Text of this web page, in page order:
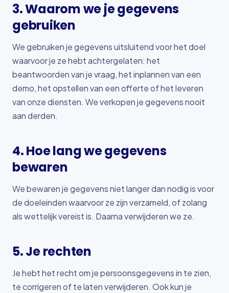
3. Waarom we je gegevens
gebruiken
We gebruiken je gegevens uitsluitend voor het doel
waarvoor je ze hebt achtergelaten: het
beantwoorden van je vraag, het inplannen van een
demo, het opstellen van een offerte of het leveren
van onze diensten. We verkopen je gegevens nooit
aan derden.
4. Hoe lang we gegevens
bewaren
We bewaren je gegevens niet langer dan nodig is voor
de doeleinden waarvoor ze zijn verzameld, of zolang
als wettelijk vereist is. Daarna verwijderen we ze.
5. Je rechten
Je hebt het recht om je persoonsgegevens in te zien,
te corrigeren of te laten verwijderen. Ook kun je